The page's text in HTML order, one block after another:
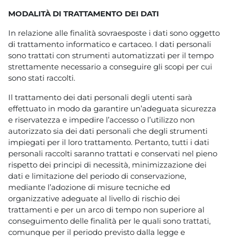
MODALITÀ DI TRATTAMENTO DEI DATI
In relazione alle finalità sovraesposte i dati sono oggetto
di trattamento informatico e cartaceo. I dati personali
sono trattati con strumenti automatizzati per il tempo
strettamente necessario a conseguire gli scopi per cui
sono stati raccolti.
Il trattamento dei dati personali degli utenti sarà
effettuato in modo da garantire un’adeguata sicurezza
e riservatezza e impedire l’accesso o l’utilizzo non
autorizzato sia dei dati personali che degli strumenti
impiegati per il loro trattamento. Pertanto, tutti i dati
personali raccolti saranno trattati e conservati nel pieno
rispetto dei principi di necessità, minimizzazione dei
dati e limitazione del periodo di conservazione,
mediante l’adozione di misure tecniche ed
organizzative adeguate al livello di rischio dei
trattamenti e per un arco di tempo non superiore al
conseguimento delle finalità per le quali sono trattati,
comunque per il periodo previsto dalla legge e